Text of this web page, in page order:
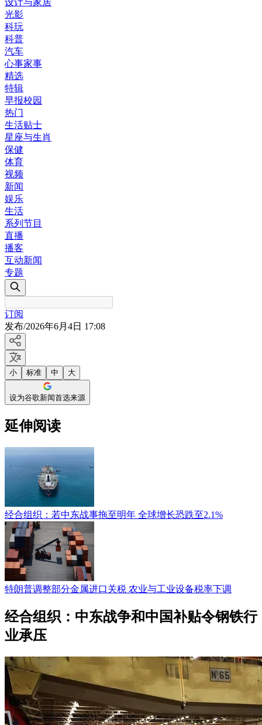
设计与家居
光影
科玩
科普
汽车
心事家事
精选
特辑
早报校园
热门
生活贴士
星座与生肖
保健
体育
视频
新闻
娱乐
生活
系列节目
直播
播客
互动新闻
专题
订阅
发布/2026年6月4日 17:08
小 标准 中 大
设为谷歌新闻首选来源
延伸阅读
经合组织：若中东战事拖至明年 全球增长恐跌至2.1%
特朗普调整部分金属进口关税 农业与工业设备税率下调
经合组织：中东战争和中国补贴令钢铁行
业承压